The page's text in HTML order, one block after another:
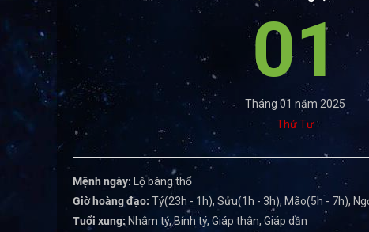
01
Tháng 01 năm 2025
Thứ Tư
Mệnh ngày: Lộ bàng thổ
Giờ hoàng đạo: Tý(23h - 1h), Sửu(1h - 3h), Mão(5h - 7h),
Tuổi xung: Nhâm tý, Bính tý, Giáp thân, Giáp dần